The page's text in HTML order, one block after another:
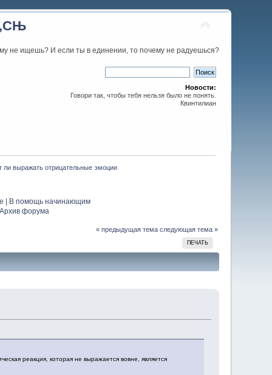
не ищешь? И если ты в единении, то почему не радуешься?
Новости:
Говори так, чтобы тебя нельзя было не понять.
Квинтилиан
ли выражать отрицательные эмоции
В помощь начинающим
Архив форума
« предыдущая тема следующая тема »
ПЕЧАТЬ
реакция, которая не выражается вовне, является